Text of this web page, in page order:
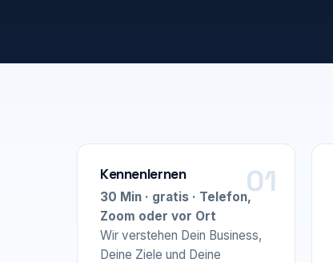
Kennenlernen
30 Min · gratis · Telefon,
Zoom oder vor Ort
Wir verstehen Dein Business,
Deine Ziele und Deine